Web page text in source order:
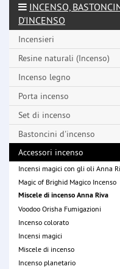
INCENSO,
D'INCENSO
Incensieri
Resine naturali (Incenso)
Incenso legno
Porta incenso
Set di incenso
Bastoncini d'incenso
Accessori incenso
Incensi magici con gli oli Anna
Magic of Brighid Magico Incenso
Miscele di incenso Anna Riva
Voodoo Orisha Fumigazioni
Incenso colorato
Incensi magici
Miscele di incenso
Incenso planetario